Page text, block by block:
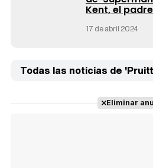
Kent, el
17 de abril 2024
Todas las noticias de
Eliminar